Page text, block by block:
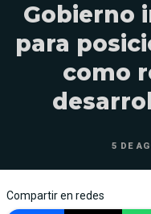
Gobierno
para
como
5 DE
Compartir en redes